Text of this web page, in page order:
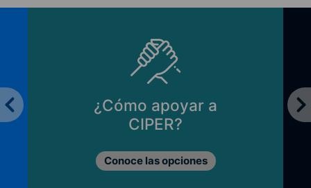
¿Cómo apoyar a
CIPER?
Conoce las opciones